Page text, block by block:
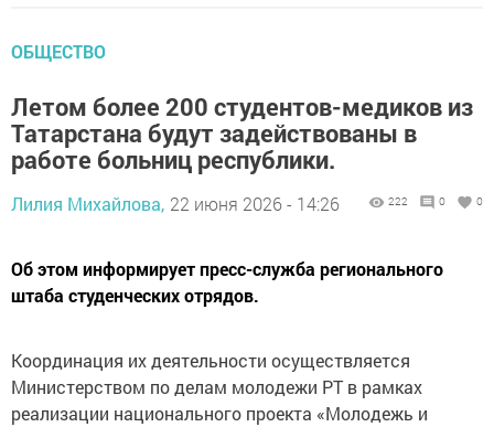
ОБЩЕСТВО
Летом более 200 студентов-медиков из
Татарстана будут задействованы в
работе больниц республики.
Лилия Михайлова, 22 июня 2026 - 14:26 222 0 0
Об этом информирует пресс-служба регионального
штаба студенческих отрядов.
Координация их деятельности осуществляется
Министерством по делам молодежи РТ в рамках
реализации национального проекта «Молодежь и